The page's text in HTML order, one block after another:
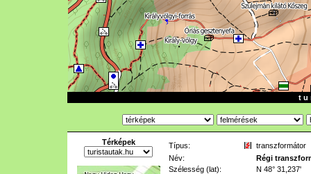
t u
Térképek Típus:
transzformátor
Név:
Régi
Szélesség (lat):
N 48° 31,237'